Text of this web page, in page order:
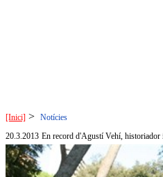
[Inici] > Notícies
20.3.2013 En record d'Agustí Vehí, historiador